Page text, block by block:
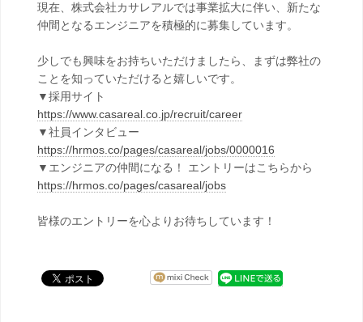
現在、株式会社カサレアルでは事業拡大に伴い、新たな
仲間となるエンジニアを積極的に募集しています。
少しでも興味をお持ちいただけましたら、まずは弊社の
ことを知っていただけると嬉しいです。
▼採用サイト
https://www.casareal.co.jp/recruit/career
▼社員インタビュー
https://hrmos.co/pages/casareal/jobs/0000016
▼エンジニアの仲間になる！ エントリーはこちらから
https://hrmos.co/pages/casareal/jobs
皆様のエントリーを心よりお待ちしています！